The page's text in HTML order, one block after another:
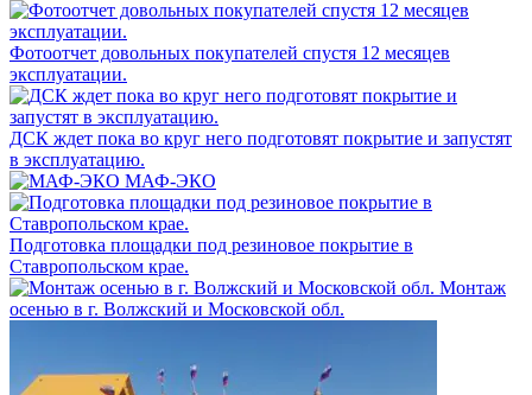
Фотоотчет довольных покупателей спустя 12 месяцев
эксплуатации.
ДСК ждет пока во круг него подготовят покрытие и запустят
в эксплуатацию.
МАФ-ЭКО
Подготовка площадки под резиновое покрытие в
Ставропольском крае.
Монтаж
осенью в г. Волжский и Московской обл.